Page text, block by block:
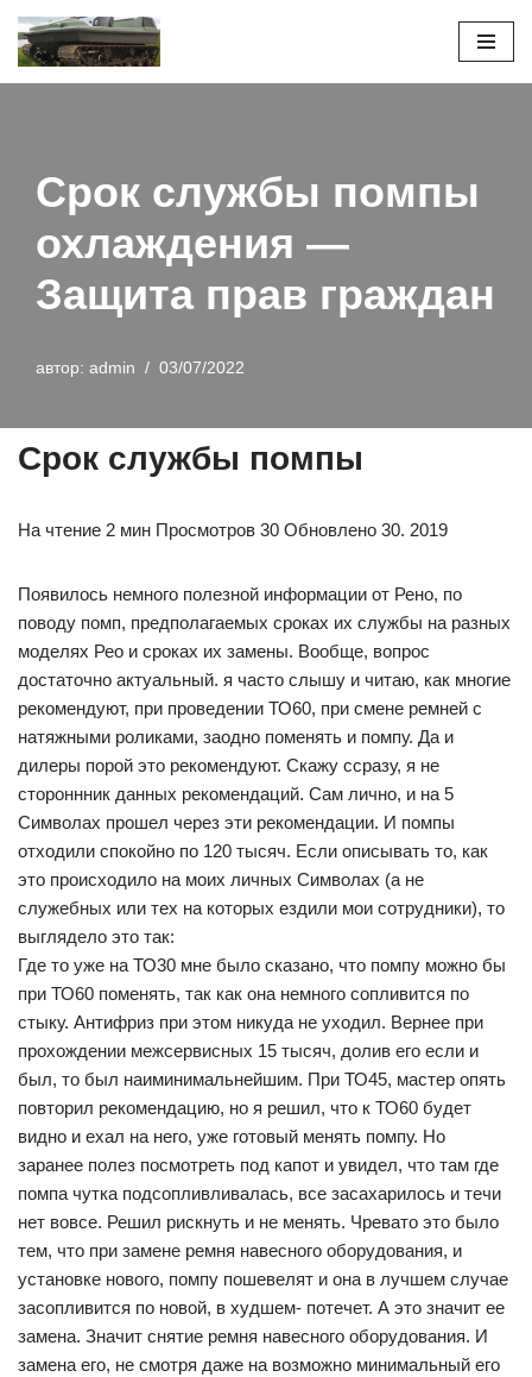
Перейти
Срок службы помпы
охлаждения —
Защита прав граждан
автор: admin 03/07/2022
Срок службы помпы
На чтение 2 мин Просмотров 30 Обновлено 30. 2019
Появилось немного полезной информации от Рено, по
поводу помп, предполагаемых сроках их службы на разных
моделях Рео и сроках их замены. Вообще, вопрос
достаточно актуальный. я часто слышу и читаю, как многие
рекомендуют, при проведении ТО60, при смене ремней с
натяжными роликами, заодно поменять и помпу. Да и
дилеры порой это рекомендуют. Скажу ссразу, я не
стороннник данных рекомендаций. Сам лично, и на 5
Символах прошел через эти рекомендации. И помпы
отходили спокойно по 120 тысяч. Если описывать то, как
это происходило на моих личных Символах (а не
служебных или тех на которых ездили мои сотрудники), то
выглядело это так:
Где то уже на ТО30 мне было сказано, что помпу можно бы
при ТО60 поменять, так как она немного сопливится по
стыку. Антифриз при этом никуда не уходил. Вернее при
прохождении межсервисных 15 тысяч, долив его если и
был, то был наиминимальнейшим. При ТО45, мастер опять
повторил рекомендацию, но я решил, что к ТО60 будет
видно и ехал на него, уже готовый менять помпу. Но
заранее полез посмотреть под капот и увидел, что там где
помпа чутка подсопливливалась, все засахарилось и течи
нет вовсе. Решил рискнуть и не менять. Чревато это было
тем, что при замене ремня навесного оборудования, и
установке нового, помпу пошевелят и она в лучшем случае
засопливится по новой, в худшем- потечет. А это значит ее
замена. Значит снятие ремня навесного оборудования. И
замена его, не смотря даже на возможно минимальный его